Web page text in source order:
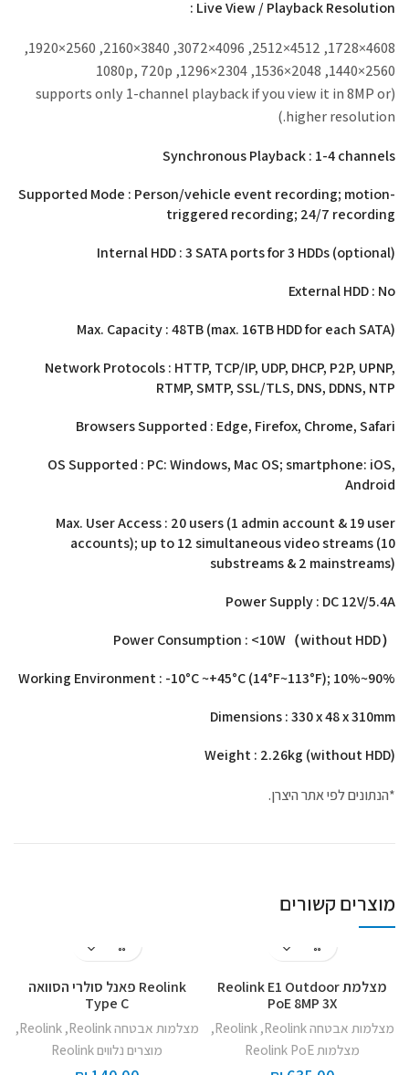
Live View / Playback Resolution :
4608×1728, 4512×2512, 4096×3072, 3840×2160, 2560×1920,
2560×1440, 2048×1536, 2304×1296, 1080p, 720p
(supports only 1-channel playback if you view it in 8MP or
higher resolution.)
Synchronous Playback : 1-4 channels
Supported Mode : Person/vehicle event recording; motion-
triggered recording; 24/7 recording
Internal HDD : 3 SATA ports for 3 HDDs (optional)
External HDD : No
Max. Capacity : 48TB (max. 16TB HDD for each SATA)
Network Protocols : HTTP, TCP/IP, UDP, DHCP, P2P, UPNP,
RTMP, SMTP, SSL/TLS, DNS, DDNS, NTP
Browsers Supported : Edge, Firefox, Chrome, Safari
OS Supported : PC: Windows, Mac OS; smartphone: iOS,
Android
Max. User Access : 20 users (1 admin account & 19 user
accounts); up to 12 simultaneous video streams (10
substreams & 2 mainstreams)
Power Supply : DC 12V/5.4A
Power Consumption : <10W（without HDD）
Working Environment : -10°C ~+45°C (14°F~113°F); 10%~90%
Dimensions : 330 x 48 x 310mm
Weight : 2.26kg (without HDD)
*הנתונים לפי אתר היצרן.
מוצרים קשורים
מצלמת Reolink E1 Outdoor
PoE 8MP 3X
מצלמות אבטחה Reolink ,
Reolink
,
מצלמות Reolink PoE
Reolink פאנל סולרי הסוואה
Type C
מצלמות אבטחה Reolink ,
Reolink
,
מוצרים נלווים Reolink